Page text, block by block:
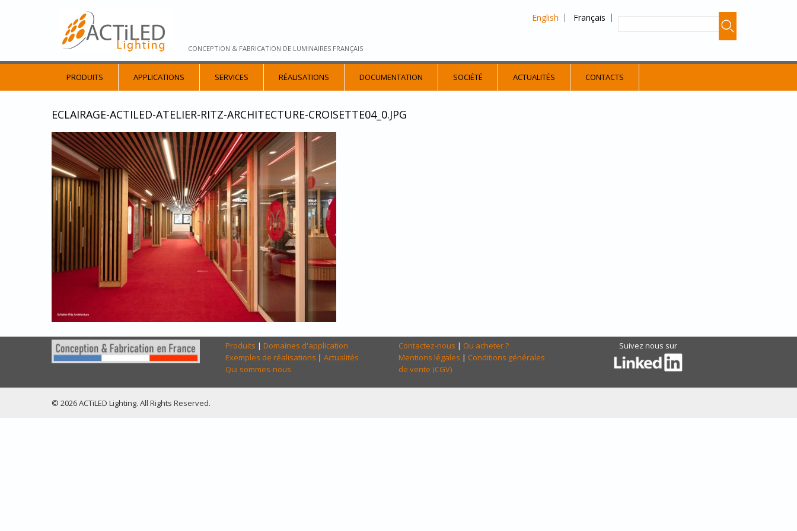
CONCEPTION & FABRICATION DE LUMINAIRES FRANÇAIS
English Français
PRODUITS APPLICATIONS SERVICES RÉALISATIONS DOCUMENTATION SOCIÉTÉ ACTUALITÉS CONTACTS
ECLAIRAGE-ACTILED-ATELIER-RITZ-ARCHITECTURE-CROISETTE04_0.JPG
Produits | Domaines d'application
Exemples de réalisations | Actualités
Qui sommes-nous
Contactez-nous | Ou acheter ?
Mentions légales | Conditions générales
de vente (CGV)
Suivez nous sur
© 2026 ACTiLED Lighting. All Rights Reserved.